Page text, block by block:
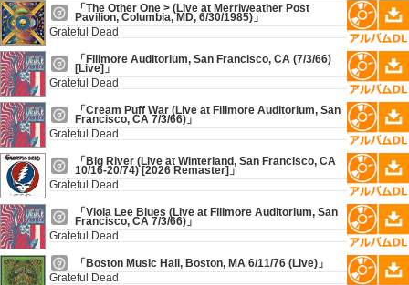
「The Other One > (Live at Merriweather Post
Pavilion, Columbia, MD, 6/30/1985)」
Grateful Dead
「Fillmore Auditorium, San Francisco, CA (7/3/66)
[Live]」
Grateful Dead
「Cream Puff War (Live at Fillmore Auditorium, San
Francisco, CA 7/3/66)」
Grateful Dead
「Big River (Live at Winterland, San Francisco, CA
10/16-20/74) [2026 Remaster]」
Grateful Dead
「Viola Lee Blues (Live at Fillmore Auditorium, San
Francisco, CA 7/3/66)」
Grateful Dead
「Boston Music Hall, Boston, MA 6/11/76 (Live)」
Grateful Dead